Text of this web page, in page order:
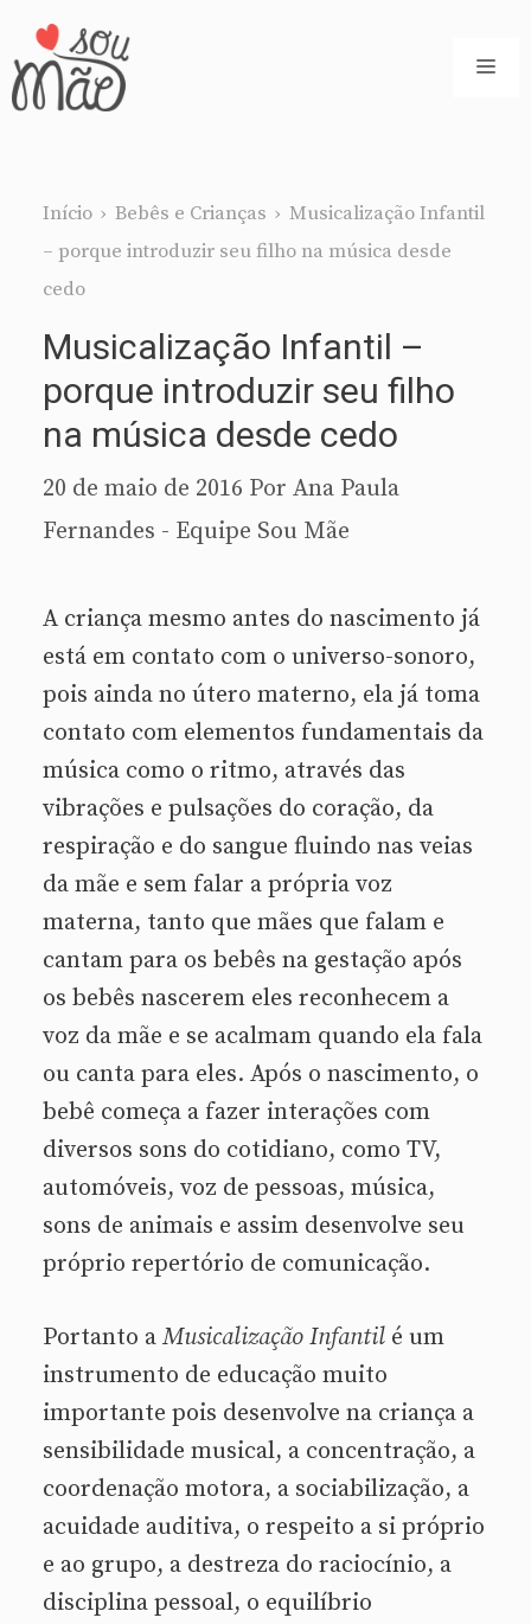
Pular
para
Início › Bebês e Crianças › Musicalização Infantil
– porque introduzir seu filho na música desde
cedo
Musicalização Infantil –
porque introduzir seu filho
na música desde cedo
20 de maio de 2016 Por Ana Paula
Fernandes - Equipe Sou Mãe
A criança mesmo antes do nascimento já
está em contato com o universo-sonoro,
pois ainda no útero materno, ela já toma
contato com elementos fundamentais da
música como o ritmo, através das
vibrações e pulsações do coração, da
respiração e do sangue fluindo nas veias
da mãe e sem falar a própria voz
materna, tanto que mães que falam e
cantam para os bebês na gestação após
os bebês nascerem eles reconhecem a
voz da mãe e se acalmam quando ela fala
ou canta para eles. Após o nascimento, o
bebê começa a fazer interações com
diversos sons do cotidiano, como TV,
automóveis, voz de pessoas, música,
sons de animais e assim desenvolve seu
próprio repertório de comunicação.
Portanto a Musicalização Infantil é um
instrumento de educação muito
importante pois desenvolve na criança a
sensibilidade musical, a concentração, a
coordenação motora, a sociabilização, a
acuidade auditiva, o respeito a si próprio
e ao grupo, a destreza do raciocínio, a
disciplina pessoal, o equilíbrio